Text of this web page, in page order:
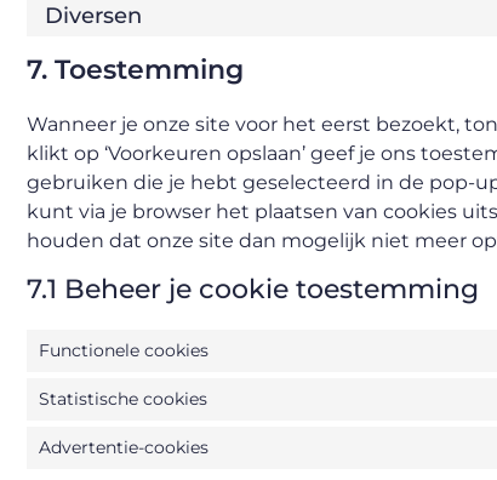
Diversen
7. Toestemming
Wanneer je onze site voor het eerst bezoekt,
klikt op ‘Voorkeuren opslaan’ geef je ons
gebruiken die je hebt geselecteerd in de pop-
kunt via je browser het plaatsen van cookies
houden dat onze site dan mogelijk niet meer
7.1 Beheer je cookie toestemming
Functionele cookies
Statistische cookies
Advertentie-cookies